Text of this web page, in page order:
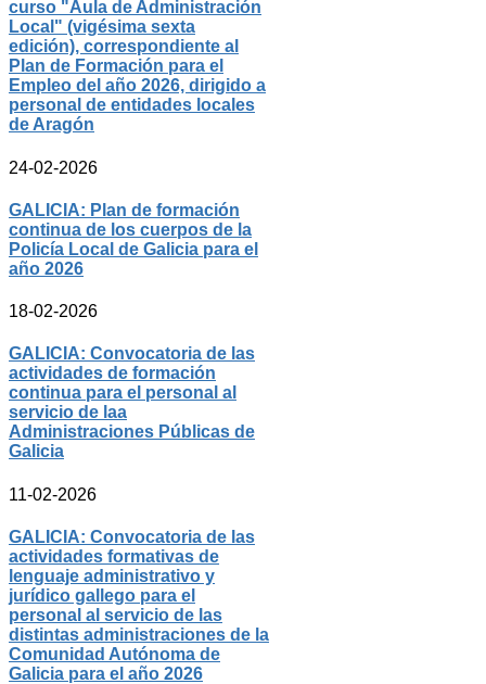
curso "Aula de Administración
Local" (vigésima sexta
edición), correspondiente al
Plan de Formación para el
Empleo del año 2026, dirigido a
personal de entidades locales
de Aragón
24-02-2026
GALICIA: Plan de formación
continua de los cuerpos de la
Policía Local de Galicia para el
año 2026
18-02-2026
GALICIA: Convocatoria de las
actividades de formación
continua para el personal al
servicio de laa
Administraciones Públicas de
Galicia
11-02-2026
GALICIA: Convocatoria de las
actividades formativas de
lenguaje administrativo y
jurídico gallego para el
personal al servicio de las
distintas administraciones de la
Comunidad Autónoma de
Galicia para el año 2026